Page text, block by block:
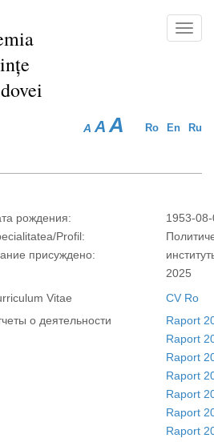
Ro En Ru
A A A
рождения:
Profil:
присуждено:
1953-
2025
Vitae
о деятельности
CV Ro
Raport
Raport
Raport
Raport
Raport
Raport
Raport